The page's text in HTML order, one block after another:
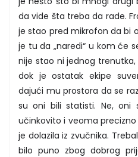
da vide šta treba da rade.
je stao pred mikrofon da bi
je tu da „naredi“ u kom će
nije stao ni jednog
dok je ostatak ekipe
dajući mu prostora da se
su oni bili statisti. Ne, oni
učinkovito i veoma
je dolazila iz zvučnika.
bilo puno zbog dobrog